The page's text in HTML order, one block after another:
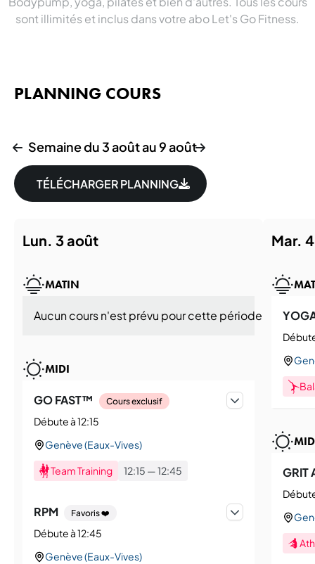
sont illimités et inclus dans votre abo Let's Go Fitness.
PLANNING COURS
Semaine du 3 août au 9 août
TÉLÉCHARGER PLANNING
lun. 3 août
MATIN
Aucun cours n'est prévu pour cette période
MIDI
GO FAST™ Cours exclusif
Débute à 12:15
Genève (Eaux-Vives)
Team Training 12:15 —12:45
RPM Favoris ❤️
Débute à 12:45
Genève (Eaux-Vives)
mar.
GRIT